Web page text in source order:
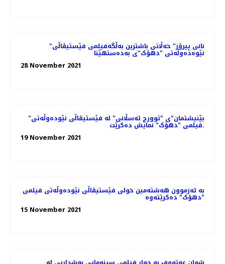
"نانی پیرۆز" خەڵاتی باشترین بەڵگەفیلمی فێستیڤاڵی
نێوەدەوڵەتی "دهۆک"ی بەدەستهێنا
28 November 2021
"بێنیشتمان"ی "توورج ئەسڵانی" لە فێستیڤاڵی نێودەوڵەتی
فیلمی "دهۆک" نمایش ده‌کرێت.
19 November 2021
بە ئەزموون هەشتەمین خولی فێستیڤاڵی نێودەوڵەتی فیلمی
"دهۆک" دەکرێتەوە
15 November 2021